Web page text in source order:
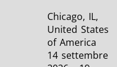
Chicago, IL,
United States
of America
14 settembre